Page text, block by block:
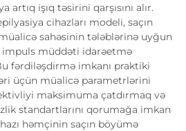
işıq təsirini qarşısını alır.
cihazları modeli, saçın
müalicə sahəsinin tələblərinə uyğun
müddəti idarəetmə
fərdiləşdirmə imkanı praktiki
üçün müalicə parametrlərini
maksimuma çatdırmaq və
standartlarını qorumağa imkan
həmçinin saçın böyümə